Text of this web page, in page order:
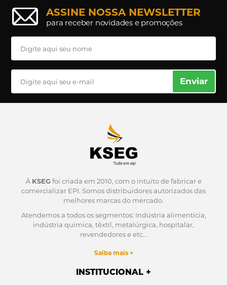
ASSINE NOSSA NEWSLETTER
para receber novidades e promoções
Enviar
À KSEG foi criada em 2010, com o intuito de fabricar e
comercializar EPI. Somos distribuidores autorizados das
melhores marcas do mercado.
Atendemos a todos os segmentos: Indústria alimentícia,
indústria química, têxtil, metalúrgica, hospitalar,
revendedores e etc...
Saiba mais +
INSTITUCIONAL